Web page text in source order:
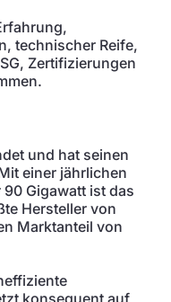
technischer Reife,
Zertifizierungen
und hat seinen
einer jährlichen
Gigawatt ist das
Hersteller von
Marktanteil von
konsequent auf